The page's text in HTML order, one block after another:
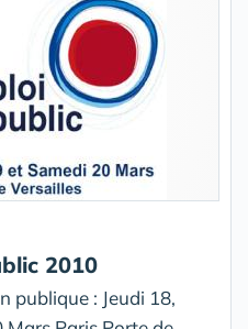
2010
publique : Jeudi 18,